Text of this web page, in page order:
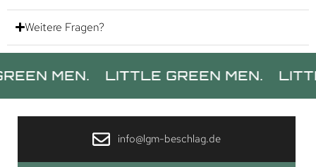
Weitere Fragen?
LITTLE GREEN MEN. LITTLE
info@lgm-beschlag.de